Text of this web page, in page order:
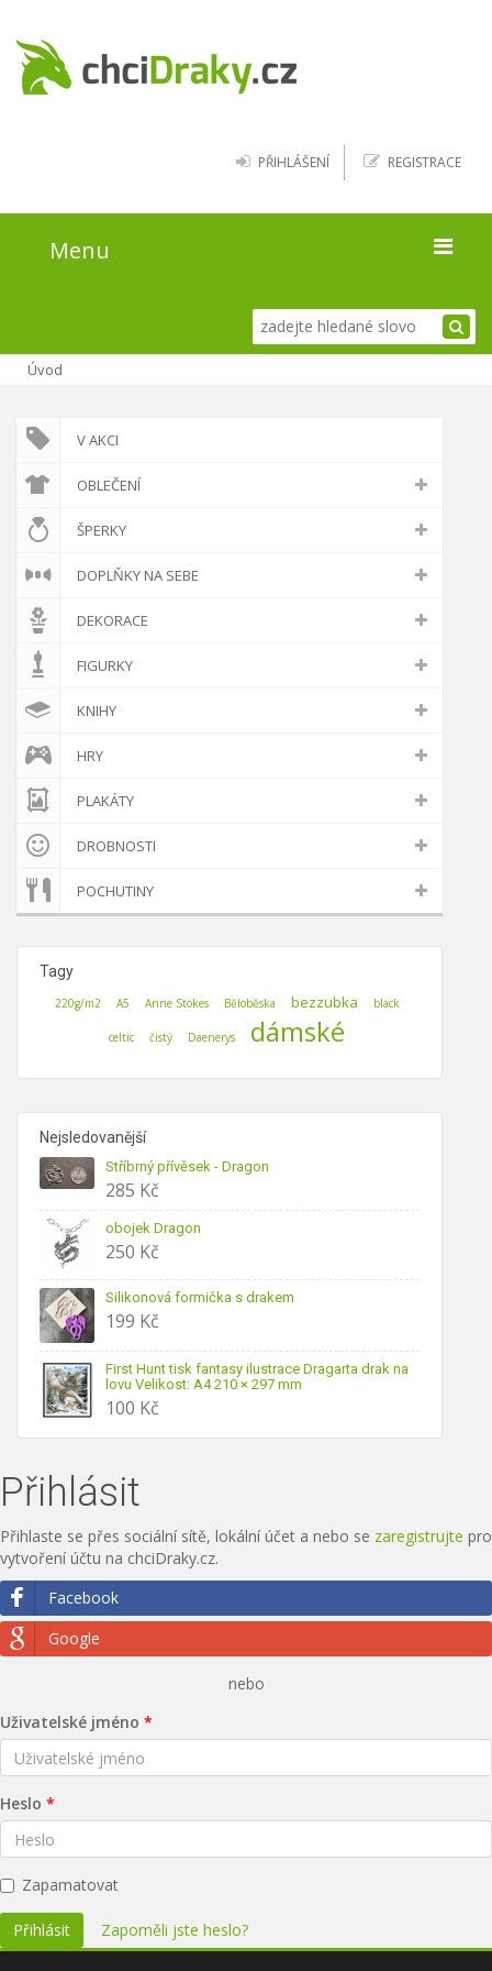
PŘIHLÁŠENÍ REGISTRACE
Menu
Kde najít draky
O webu
Úvod
V AKCI
OBLEČENÍ
ŠPERKY
DOPLŇKY NA SEBE
DEKORACE
FIGURKY
KNIHY
HRY
PLAKÁTY
DROBNOSTI
POCHUTINY
Tagy
220g/m2 A5 Anne Stokes Běloběska bezzubka black
celtic čistý Daenerys dámské
Nejsledovanější
Stříbrný přívěsek - Dragon
285 Kč
obojek Dragon
250 Kč
Silikonová formička s drakem
199 Kč
First Hunt tisk fantasy ilustrace Dragarta drak na
lovu Velikost: A4 210 × 297 mm
100 Kč
Přihlásit
Přihlaste se přes sociální sítě, lokální účet a nebo se zaregistrujte pro
vytvoření účtu na chciDraky.cz.
Facebook
Google
nebo
Uživatelské jméno
Heslo
Zapamatovat
Přihlásit Zapoměli jste heslo?